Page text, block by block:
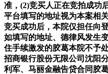
准，(2)竞买人正在竞拍成功
平台填写的地址视为本案相
竞买成功后，本院仅担任向
如填写的地址、德律风发生
住手续激发的胶葛本院不予
招商银行股份无限公司沈阳
利军、马丽金融告贷合同胶